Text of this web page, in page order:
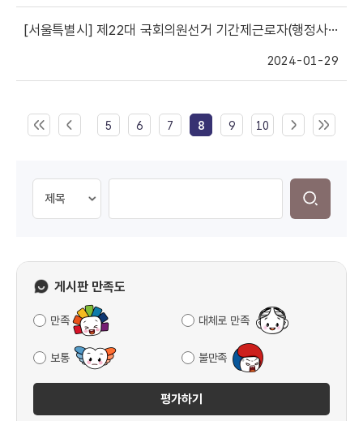
[서울특별시] 제22대 국회의원선거 기간제근로자(행정사무보조직-선거안내요원) 최종합격자 명단 등 게시
2024-01-29
5 6 7 8 9 10
게시판 만족도
만족 대체로 만족
보통 불만족
평가하기